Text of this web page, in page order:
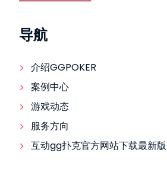
导航
介绍GGPOKER
案例中心
游戏动态
服务方向
互动gg扑克官方网站下载最新版